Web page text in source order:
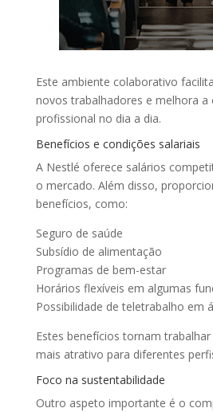
Este ambiente colaborativo
novos trabalhadores e melhora a
profissional no dia a dia.
Benefícios e condições salariais
A Nestlé oferece salários
o mercado. Além disso,
benefícios, como:
Seguro de saúde
Subsídio de alimentação
Programas de bem-estar
Horários flexíveis em algumas
Possibilidade de teletrabalho em
Estes benefícios tornam
mais atrativo para diferentes
Foco na sustentabilidade
Outro aspeto importante é o